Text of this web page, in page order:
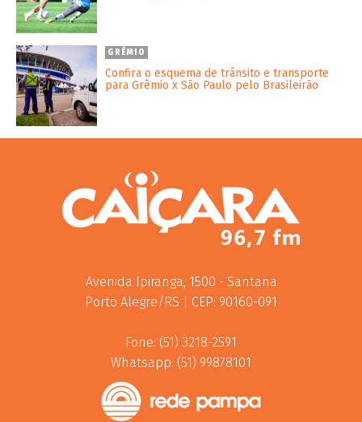
GRÊMIO
Confira o esquema de trânsito e transporte
para Grêmio x São Paulo pelo Brasileirão
Avenida Ipiranga, 1500 - Santana
Porto Alegre/RS | CEP: 90160-091
Fone: (51) 3218-2591
Whatsapp: (51) 99878101